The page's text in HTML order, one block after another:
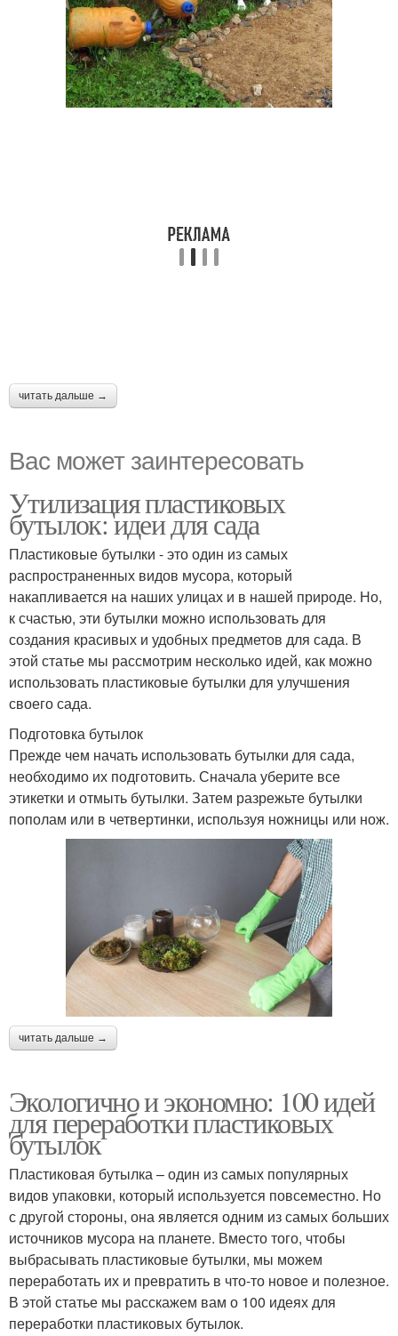
читать дальше →
Вас может заинтересовать
Утилизация пластиковых
бутылок: идеи для сада
Пластиковые бутылки - это один из самых
распространенных видов мусора, который
накапливается на наших улицах и в нашей природе. Но,
к счастью, эти бутылки можно использовать для
создания красивых и удобных предметов для сада. В
этой статье мы рассмотрим несколько идей, как можно
использовать пластиковые бутылки для улучшения
своего сада.
Подготовка бутылок
Прежде чем начать использовать бутылки для сада,
необходимо их подготовить. Сначала уберите все
этикетки и отмыть бутылки. Затем разрежьте бутылки
пополам или в четвертинки, используя ножницы или нож.
читать дальше →
Экологично и экономно: 100 идей
для переработки пластиковых
бутылок
Пластиковая бутылка – один из самых популярных
видов упаковки, который используется повсеместно. Но
с другой стороны, она является одним из самых больших
источников мусора на планете. Вместо того, чтобы
выбрасывать пластиковые бутылки, мы можем
переработать их и превратить в что-то новое и полезное.
В этой статье мы расскажем вам о 100 идеях для
переработки пластиковых бутылок.